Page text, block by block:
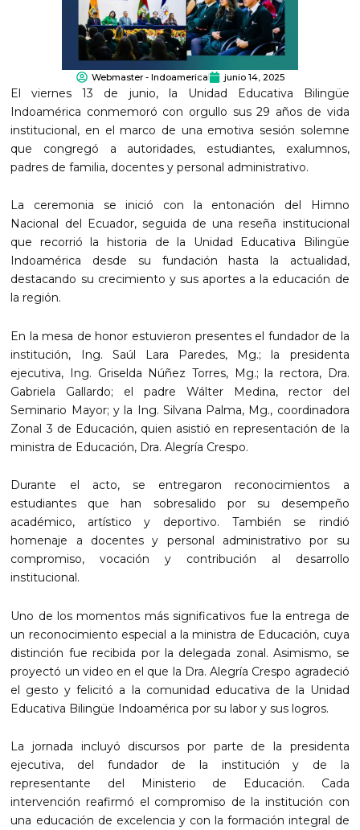
Webmaster - Indoamerica junio 14, 2025
El viernes 13 de junio, la Unidad Educativa Bilingüe
Indoamérica conmemoró con orgullo sus 29 años de vida
institucional, en el marco de una emotiva sesión solemne
que congregó a autoridades, estudiantes, exalumnos,
padres de familia, docentes y personal administrativo.
La ceremonia se inició con la entonación del Himno
Nacional del Ecuador, seguida de una reseña institucional
que recorrió la historia de la Unidad Educativa Bilingüe
Indoamérica desde su fundación hasta la actualidad,
destacando su crecimiento y sus aportes a la educación de
la región.
En la mesa de honor estuvieron presentes el fundador de la
institución, Ing. Saúl Lara Paredes, Mg.; la presidenta
ejecutiva, Ing. Griselda Núñez Torres, Mg.; la rectora, Dra.
Gabriela Gallardo; el padre Wálter Medina, rector del
Seminario Mayor; y la Ing. Silvana Palma, Mg., coordinadora
Zonal 3 de Educación, quien asistió en representación de la
ministra de Educación, Dra. Alegría Crespo.
Durante el acto, se entregaron reconocimientos a
estudiantes que han sobresalido por su desempeño
académico, artístico y deportivo. También se rindió
homenaje a docentes y personal administrativo por su
compromiso, vocación y contribución al desarrollo
institucional.
Uno de los momentos más significativos fue la entrega de
un reconocimiento especial a la ministra de Educación, cuya
distinción fue recibida por la delegada zonal. Asimismo, se
proyectó un video en el que la Dra. Alegría Crespo agradeció
el gesto y felicitó a la comunidad educativa de la Unidad
Educativa Bilingüe Indoamérica por su labor y sus logros.
La jornada incluyó discursos por parte de la presidenta
ejecutiva, del fundador de la institución y de la
representante del Ministerio de Educación. Cada
intervención reafirmó el compromiso de la institución con
una educación de excelencia y con la formación integral de